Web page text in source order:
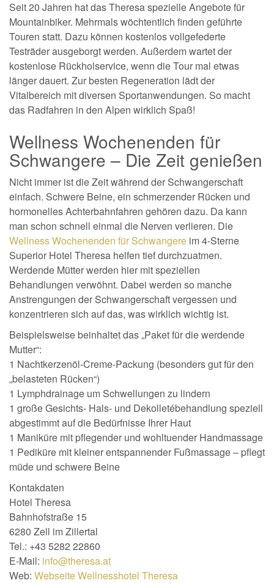
Seit 20 Jahren hat das Theresa spezielle Angebote für
Mountainbiker. Mehrmals wöchtentlich finden geführte
Touren statt. Dazu können kostenlos vollgefederte
Testräder ausgeborgt werden. Außerdem wartet der
kostenlose Rückholservice, wenn die Tour mal etwas
länger dauert. Zur besten Regeneration lädt der
Vitalbereich mit diversen Sportanwendungen. So macht
das Radfahren in den Alpen wirklich Spaß!
Wellness Wochenenden für
Schwangere – Die Zeit genießen
Nicht immer ist die Zeit während der Schwangerschaft
einfach. Schwere Beine, ein schmerzender Rücken und
hormonelles Achterbahnfahren gehören dazu. Da kann
man schon schnell einmal die Nerven verlieren. Die
Wellness Wochenenden für Schwangere im 4-Sterne
Superior Hotel Theresa helfen tief durchzuatmen.
Werdende Mütter werden hier mit speziellen
Behandlungen verwöhnt. Dabei werden so manche
Anstrengungen der Schwangerschaft vergessen und
konzentrieren sich auf das, was wirklich wichtig ist.
Beispielsweise beinhaltet das „Paket für die werdende
Mutter“:
1 Nachtkerzenöl-Creme-Packung (besonders gut für den
„belasteten Rücken“)
1 Lymphdrainage um Schwellungen zu lindern
1 große Gesichts- Hals- und Dekolletébehandlung speziell
abgestimmt auf die Bedürfnisse Ihrer Haut
1 Maniküre mit pflegender und wohltuender Handmassage
1 Pediküre mit kleiner entspannender Fußmassage – pflegt
müde und schwere Beine
Kontakdaten
Hotel Theresa
Bahnhofstraße 15
6280 Zell im Zillertal
Tel.: +43 5282 22860
E-Mail: info@theresa.at
Web: Webseite Wellnesshotel Theresa